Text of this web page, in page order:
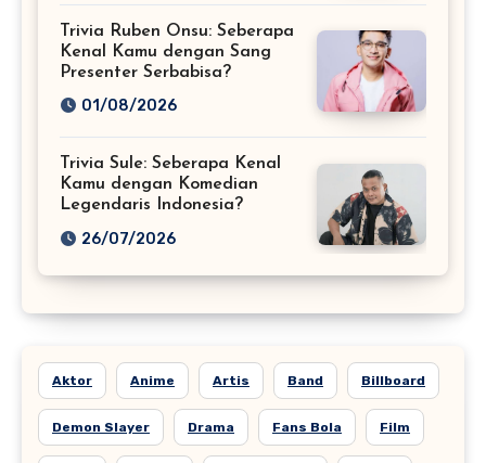
Trivia Ruben Onsu: Seberapa
Kenal Kamu dengan Sang
Presenter Serbabisa?
01/08/2026
Trivia Sule: Seberapa Kenal
Kamu dengan Komedian
Legendaris Indonesia?
26/07/2026
Aktor Anime Artis Band Billboard
Demon Slayer Drama Fans Bola Film